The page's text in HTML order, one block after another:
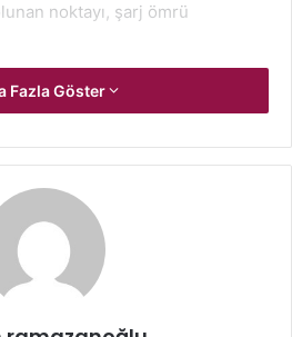
noktayı, şarj ömrü
uzatacak püf noktaları
hem işlemcilerini hem de
Ayrıca arka planda çok fazla
enerji tüketimi noktasında
Şarj ömrünü uzatmak için öne
arka planda çalışmayı
olarak
Fazla Göster